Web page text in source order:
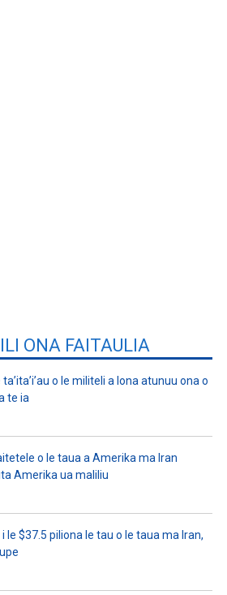
ONA FAITAULIA
o le militeli a lona atunuu ona o
te ia
o le taua a Amerika ma Iran
Amerika ua maliliu
le $37.5 piliona le tau o le taua ma Iran,